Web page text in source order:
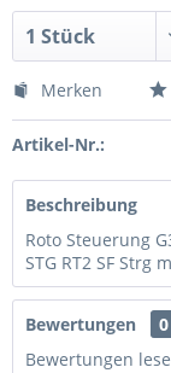
Merken
Artikel-Nr.:
Beschreibung
Roto Steuerung
STG RT2 SF Strg
Bewertungen
0
Bewertungen